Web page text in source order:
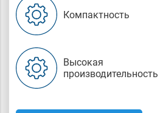
Компактность
Высокая
производительность